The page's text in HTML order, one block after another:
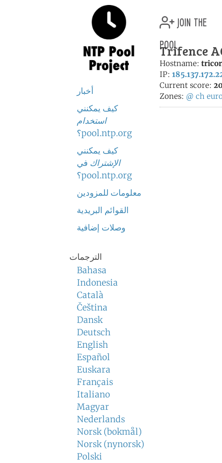
أخبار
كيف يمكنني
استخدام
pool.ntp.org؟
كيف يمكنني
الإشتراك في
pool.ntp.org؟
معلومات للمزودين
القوائم البريدية
وصلات إضافية
الترجمات
Bahasa
Indonesia
Català
Čeština
Dansk
Deutsch
English
Español
Euskara
Français
Italiano
Magyar
Nederlands
Norsk (bokmål)
Norsk (nynorsk)
Polski
join the
pool
Trifence
Hostname:
IP:
Current score:
Zones: @ ch